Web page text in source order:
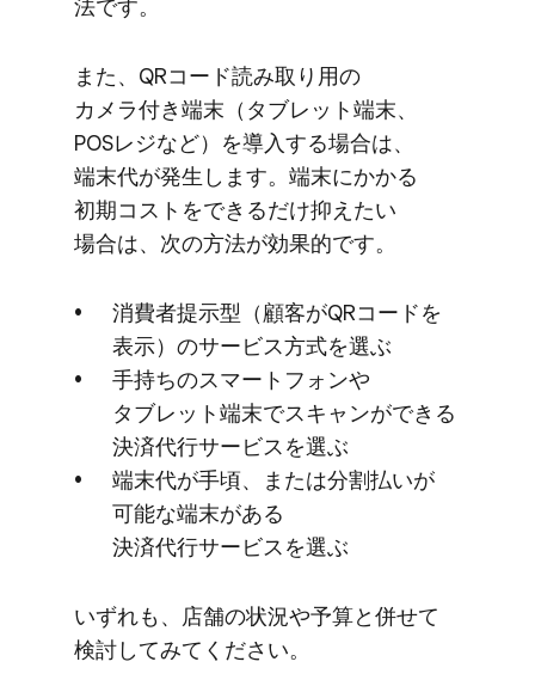
法です。
また、​QRコード読み取り用の​
カメラ付き端末​（タブレット端末、​
POSレジなど）を​導入する​場合は、​
端末代が​発生します。​端末に​かかる​
初期コストを​できるだけ​抑えたい​
場合は、​次の​方法が​効果的です。
消費者提示型​（顧客が​QRコードを​
表示）の​サービス方​式を​選ぶ
手持ちの​スマートフォンや​
タブレット端末で​スキャンが​できる​
決済代行サービスを​選ぶ
端末代が​手頃、​または​分割払いが​
可能な​端末が​ある​
決済代行サービスを​選ぶ
いずれも、​店舗の​状況や​予算と​併せて​
検討してみてください。